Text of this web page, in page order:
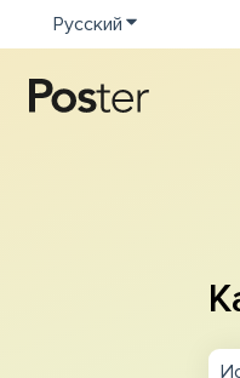
Русский Показать